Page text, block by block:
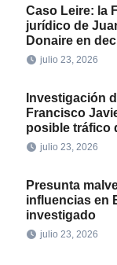
Caso Leire: la
jurídico de
Donaire en
julio 23, 2026
Investigación
Francisco
posible tráfico
julio 23, 2026
Presunta
influencias en
investigado
julio 23, 2026